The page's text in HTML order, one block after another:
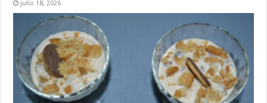
julio 18, 2026